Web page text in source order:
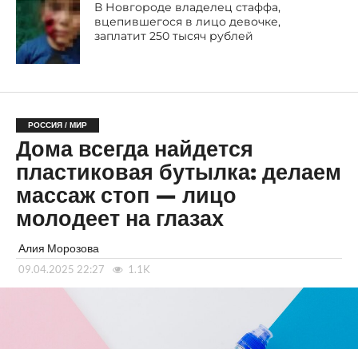
В Новгороде владелец стаффа,
вцепившегося в лицо девочке,
заплатит 250 тысяч рублей
РОССИЯ / МИР
Дома всегда найдется
пластиковая бутылка: делаем
массаж стоп — лицо
молодеет на глазах
Алия Морозова
09.04.2025 22:27 1.1K